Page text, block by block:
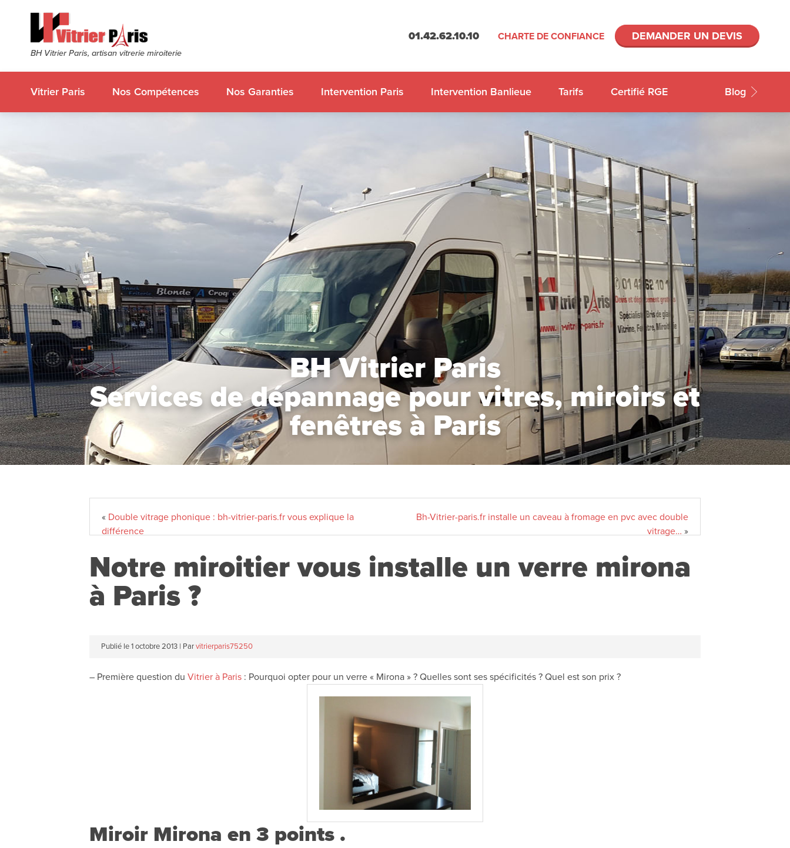
BH Vitrier Paris, artisan vitrerie miroiterie
01.42.62.10.10 CHARTE DE CONFIANCE DEMANDER UN DEVIS
Vitrier Paris Nos Compétences Nos Garanties Intervention Paris Intervention Banlieue Tarifs Certifié RGE Blog
BH Vitrier Paris
Services de dépannage pour vitres, miroirs et
fenêtres à Paris
« Double vitrage phonique : bh-vitrier-paris.fr vous explique la
différence
Bh-Vitrier-paris.fr installe un caveau à fromage en pvc avec double
vitrage… »
Notre miroitier vous installe un verre mirona
à Paris ?
Publié le1 octobre 2013 | Parvitrierparis75250
– Première question du Vitrier à Paris : Pourquoi opter pour un verre « Mirona » ? Quelles sont ses spécificités ? Quel est son prix ?
Miroir Mirona en 3 points .